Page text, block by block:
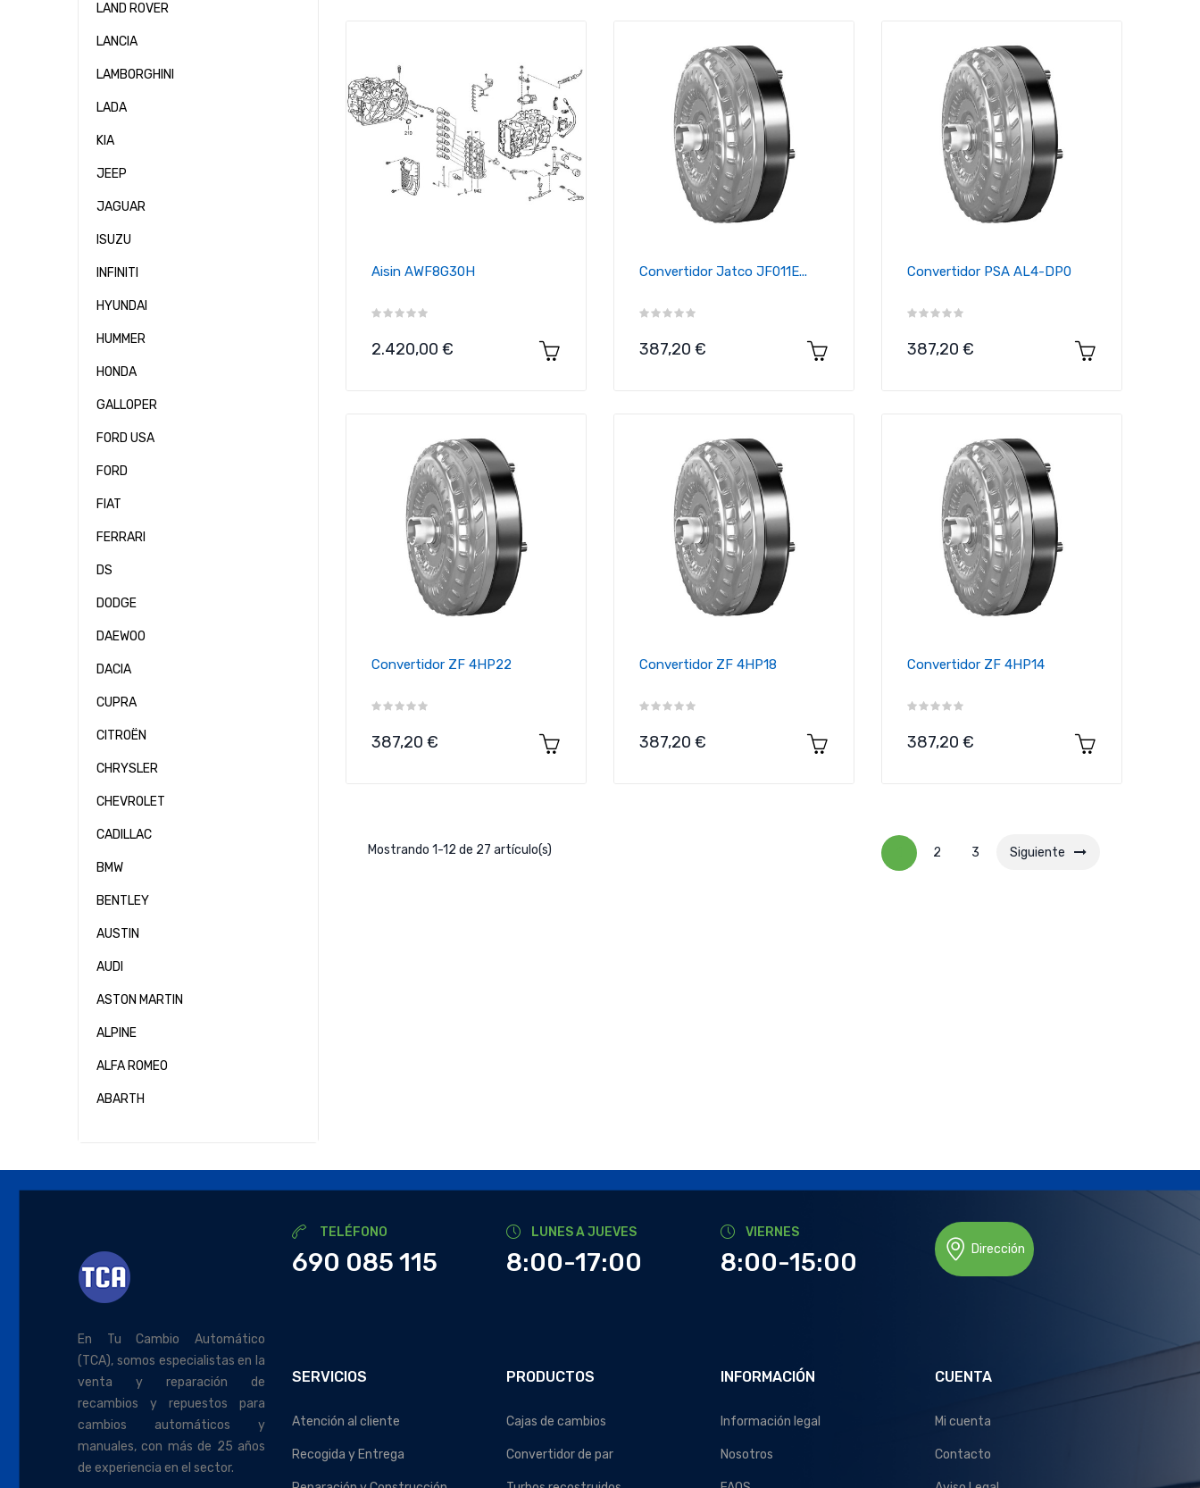
LAND ROVER
LANCIA
LAMBORGHINI
LADA
KIA
JEEP
JAGUAR
ISUZU
INFINITI
HYUNDAI
HUMMER
HONDA
GALLOPER
FORD USA
FORD
FIAT
FERRARI
DS
DODGE
DAEWOO
DACIA
CUPRA
CITROËN
CHRYSLER
CHEVROLET
CADILLAC
BMW
BENTLEY
AUSTIN
AUDI
ASTON MARTIN
ALPINE
ALFA ROMEO
ABARTH
Aisin AWF8G30H
Precio
2.420,00 €
Convertidor Jatco JF011E...
Precio
387,20 €
Convertidor PSA AL4-DP0
Precio
387,20 €
Convertidor ZF 4HP22
Precio
387,20 €
Convertidor ZF 4HP18
Precio
387,20 €
Convertidor ZF 4HP14
Precio
387,20 €
Mostrando 1-12 de 27 artículo(s) 2 3 Siguiente
TELÉFONO
690 085 115
LUNES A JUEVES
8:00-17:00
VIERNES
8:00-15:00 Dirección
En Tu Cambio Automático
(TCA), somos especialistas en la
venta y reparación de
recambios y repuestos para
cambios automáticos y
manuales, con más de 25 años
de experiencia en el sector.
SERVICIOS
Atención al cliente
Recogida y Entrega
PRODUCTOS
Cajas de cambios
Convertidor de par
INFORMACIÓN
Información legal
Nosotros
CUENTA
Mi cuenta
Contacto